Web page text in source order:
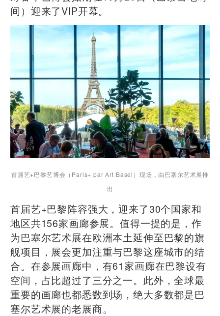
间）迎来了VIP开幕。
首届艺+巴黎艺博会（Paris+ par Art Basel）现场， 由巴塞尔艺术展推
出
首届艺+巴黎阵容强大，迎来了30个国家和
地区共156家画廊参展。值得一提的是，作
为巴塞尔艺术展在欧洲本土延伸至巴黎的旗
舰项目，展会更加注重与巴黎这座城市的结
合。在参展画廊中，有61家画廊在巴黎设有
空间，占比超过了三分之一。此外，全球最
重要的画廊也都悉数到场，绝大多数都是巴
塞尔艺术展的老展商。